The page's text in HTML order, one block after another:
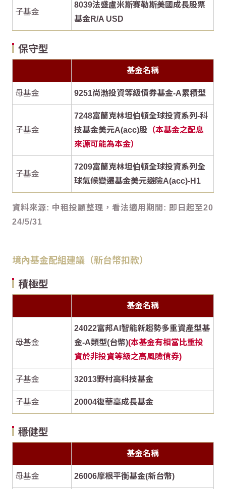
子基金
8039法盛盧米斯賽勒斯美國成長股票
基金R/A USD
保守型
基金名稱
母基金 9251尚渤投資等級債券基金-A累積型
子基金
7248富蘭克林坦伯頓全球投資系列-科
技基金美元A(acc)股 （本基金之配息
來源可能為本金）
子基金
7209富蘭克林坦伯頓全球投資系列全
球氣候變遷基金美元避險A(acc)-H1
資料來源: 中租投顧整理，看法適用期間: 即日起至20
24/5/31
境內基金配組建議（新台幣扣款）
積極型
基金名稱
母基金
24022富邦AI智能新趨勢多重資產型基
金-A類型(台幣)(本基金有相當比重投
資於非投資等級之高風險債券)
子基金 32013野村高科技基金
子基金 20004復華高成長基金
穩健型
基金名稱
母基金 26006摩根平衡基金(新台幣)